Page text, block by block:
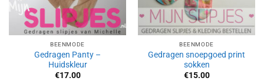
BEENMODE
Gedragen Panty –
Huidskleur
€17.00
BEENMODE
Gedragen snoepgoed print
sokken
€15.00